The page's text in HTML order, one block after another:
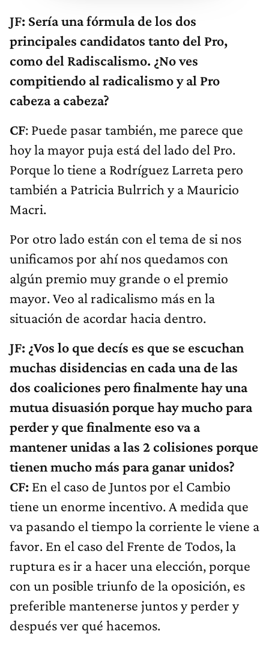
JF: Sería una fórmula de los dos
principales candidatos tanto del Pro,
como del Radiscalismo. ¿No ves
compitiendo al radicalismo y al Pro
cabeza a cabeza?
CF: Puede pasar también, me parece que
hoy la mayor puja está del lado del Pro.
Porque lo tiene a Rodríguez Larreta pero
también a Patricia Bulrrich y a Mauricio
Macri.
Por otro lado están con el tema de si nos
unificamos por ahí nos quedamos con
algún premio muy grande o el premio
mayor. Veo al radicalismo más en la
situación de acordar hacia dentro.
JF: ¿Vos lo que decís es que se escuchan
muchas disidencias en cada una de las
dos coaliciones pero finalmente hay una
mutua disuasión porque hay mucho para
perder y que finalmente eso va a
mantener unidas a las 2 colisiones porque
tienen mucho más para ganar unidos?
CF: En el caso de Juntos por el Cambio
tiene un enorme incentivo. A medida que
va pasando el tiempo la corriente le viene a
favor. En el caso del Frente de Todos, la
ruptura es ir a hacer una elección, porque
con un posible triunfo de la oposición, es
preferible mantenerse juntos y perder y
después ver qué hacemos.